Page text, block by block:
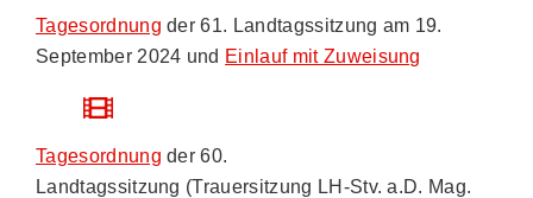
Tagesordnung der 61. Landtagssitzung am 19.
September 2024 und Einlauf mit Zuweisung
Tagesordnung der 60.
Landtagssitzung (Trauersitzung LH-Stv. a.D. Mag.